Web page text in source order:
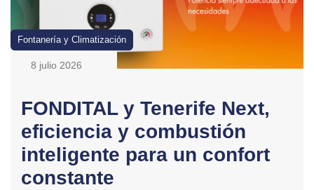
Fontanería y Climatización
8 julio 2026
FONDITAL y Tenerife Next,
eficiencia y combustión
inteligente para un confort
constante